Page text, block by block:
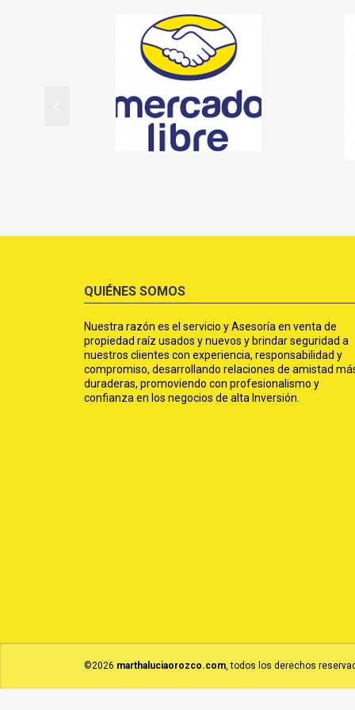
QUIÉNES SOMOS
Nuestra razón es el servicio y Asesoría en venta de
propiedad raíz usados y nuevos y brindar seguridad a
nuestros clientes con experiencia, responsabilidad y
compromiso, desarrollando relaciones de amistad
duraderas, promoviendo con profesionalismo y
confianza en los negocios de alta Inversión.
©2026 marthaluciaorozco.com, todos los derechos